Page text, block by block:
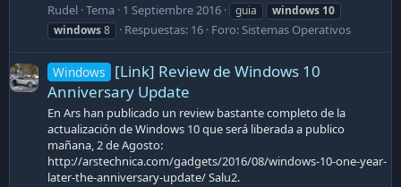
Rudel Tema 1 Septiembre 2016 guia windows 10
windows8 Respuestas: 16 Foro:Sistemas Operativos
Windows
[Link] Review de Windows 10
Anniversary Update
En Ars han publicado un review bastante completo de la
actualización de Windows 10 que será liberada a publico
mañana, 2 de Agosto:
http://arstechnica.com/gadgets/2016/08/windows-10-one-year-
later-the-anniversary-update/ Salu2.